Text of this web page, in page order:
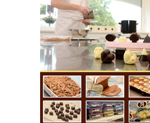
Pamětní deska povodní 2002 na kostele
Nanebevzetí Panny Marie a svatého
Václava v Kralupech nad Vltavou
Pamětní deska Jiřího Herolda na domě čp.
81 v ulici Vysoká v Rakovníku
Pamětní deska Zikmunda Wintera na
gymnáziu na Žižkově náměstí v Rakovníku
Pamětní deska Karla Rejzka u kruhového
objezdu v Rakovníku